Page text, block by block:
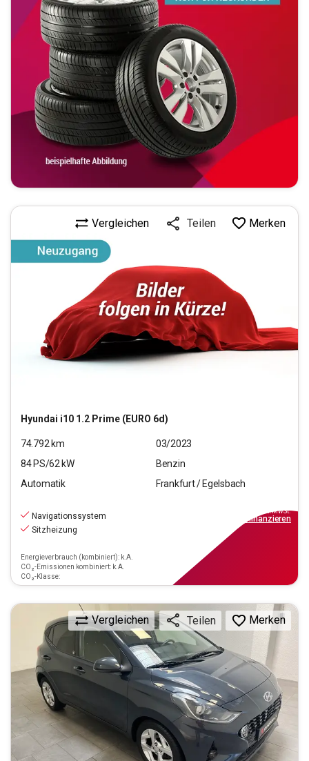
Hyundai i10 1.2 Prime (EURO 6d)
Vergleichen Teilen Merken
74.792 km
03/2023
84PS/62 kW
Benzin
Automatik
Frankfurt / Egelsbach
Navigationssystem
Sitzheizung
Energieverbrauch (kombiniert): k.A.
CO₂-Emissionen kombiniert: k.A.
CO₂-Klasse:
inkl.MwSt.
finanzieren
Vergleichen Teilen Merken